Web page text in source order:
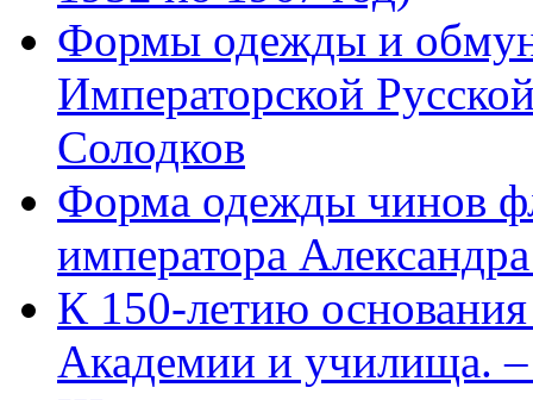
Формы одежды и
Императорской
Солодков
Форма одежды чинов
императора
К 150-летию
Академии и училища.